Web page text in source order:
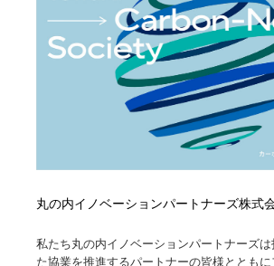
丸の内イノベーションパートナーズ株式
私たち丸の内イノベーションパートナーズは
た協業を推進するパートナーの皆様ととも